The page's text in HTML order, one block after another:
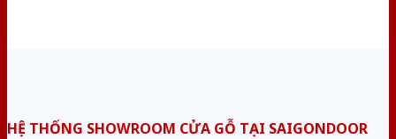
HỆ THỐNG SHOWROOM CỬA GỖ TẠI SAIGONDOOR